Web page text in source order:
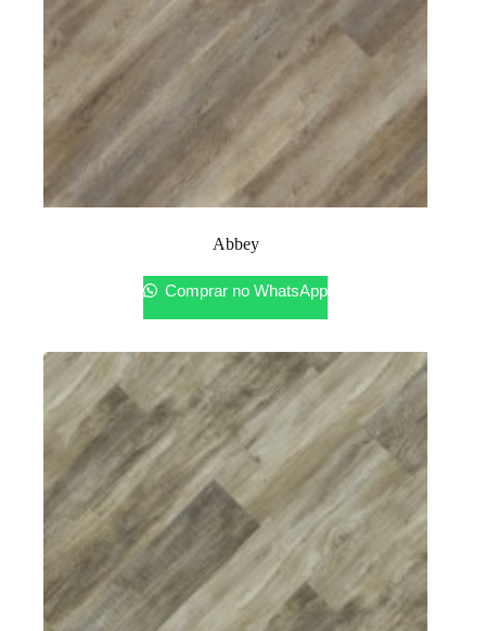
Abbey
Comprar no WhatsApp